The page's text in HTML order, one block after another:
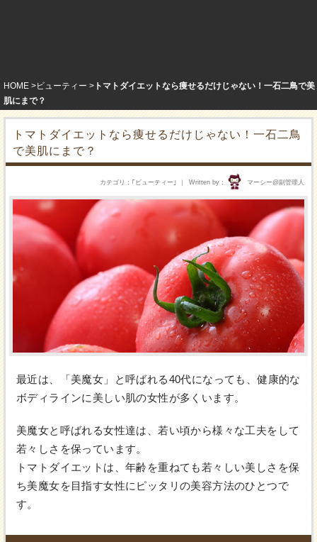
HOME ビューティー
トマトダイエットなら痩せるだけじゃない！一石二鳥で美
肌にまで？
トマトダイエットなら痩せるだけじゃない！一石二鳥
で美肌にまで？
Written by マーシー@副管理人
カテゴリ ｢ ビューティー ｣
最近は、「美魔女」と呼ばれる40代になっても、健康的な
ボディラインに美しい肌の女性が多くいます。
美魔女と呼ばれる女性達は、若い頃から様々な工夫をして
若々しさを保っています。
トマトダイエットは、年齢を重ねても若々しい美しさを保
ち美魔女を目指す女性にピッタリの美容方法のひとつで
す。